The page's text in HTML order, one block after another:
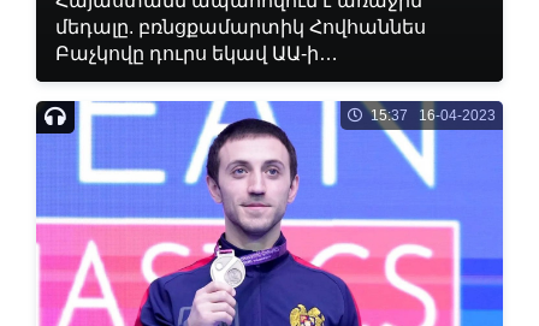
մեդալը. բռնցքամարտիկ Հովհաննես
Բաչկովը դուրս եկավ ԱԱ-ի
կիսաեզրափակիչ
15:37 16-04-2023